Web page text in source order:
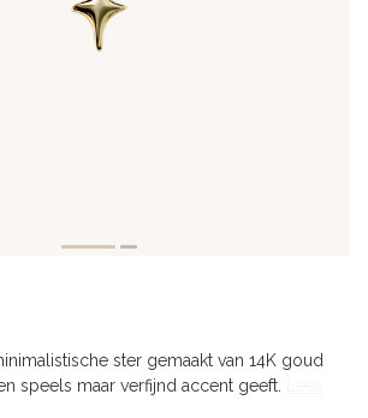
ster gemaakt van 14K goud
speels maar verfijnd accent geeft.